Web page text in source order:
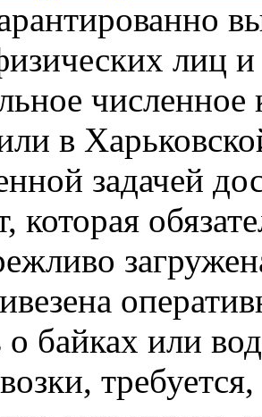
лиц
численное
в
задачей
которая
о байках или